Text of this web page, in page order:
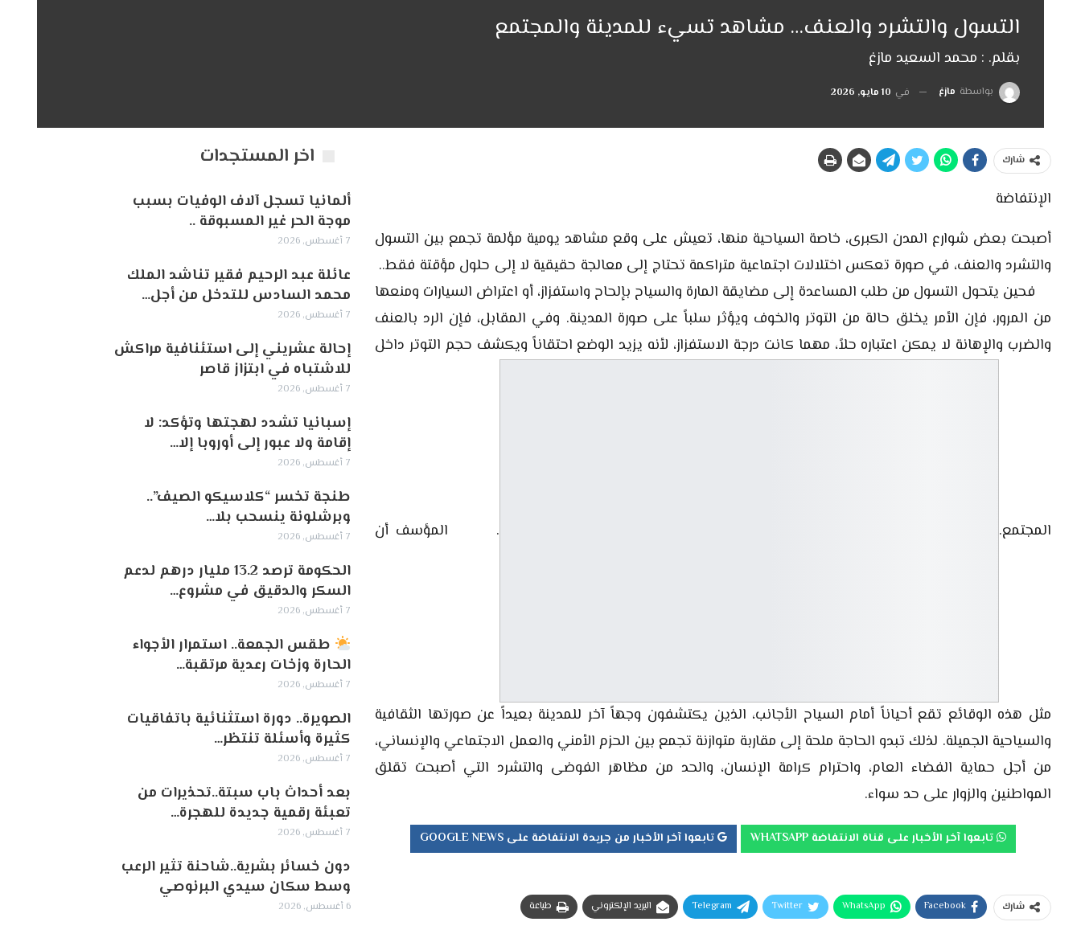
التسول والتشرد والعنف… مشاهد تسيء للمدينة والمجتمع
بقلم. : محمد السعيد مازغ
بواسطة مازغ في 10 مايو, 2026
شارك
الإنتفاضة
أصبحت بعض شوارع المدن الكبرى، خاصة السياحية منها، تعيش على وقع مشاهد يومية مؤلمة تجمع بين التسول
والتشرد والعنف، في صورة تعكس اختلالات اجتماعية متراكمة تحتاج إلى معالجة حقيقية لا إلى حلول مؤقتة فقط..
فحين يتحول التسول من طلب المساعدة إلى مضايقة المارة والسياح بإلحاح واستفزاز، أو اعتراض السيارات ومنعها
من المرور، فإن الأمر يخلق حالة من التوتر والخوف ويؤثر سلباً على صورة المدينة. وفي المقابل، فإن الرد بالعنف
والضرب والإهانة لا يمكن اعتباره حلاً، مهما كانت درجة الاستفزاز، لأنه يزيد الوضع احتقاناً ويكشف حجم التوتر داخل
المجتمع. . المؤسف أن
مثل هذه الوقائع تقع أحياناً أمام السياح الأجانب، الذين يكتشفون وجهاً آخر للمدينة بعيداً عن صورتها الثقافية
والسياحية الجميلة. لذلك تبدو الحاجة ملحة إلى مقاربة متوازنة تجمع بين الحزم الأمني والعمل الاجتماعي والإنساني،
من أجل حماية الفضاء العام، واحترام كرامة الإنسان، والحد من مظاهر الفوضى والتشرد التي أصبحت تقلق
المواطنين والزوار على حد سواء.
تابعوا آخر الأخبار من جريدة الانتفاضة على GOOGLE NEWS تابعوا آخر الأخبار على قناة الانتفاضة WHATSAPP
شارك Facebook
WhatsApp
Twitter
Telegram البريد الإلكتروني طباعة
اخر المستجدات
ألمانيا تسجل آلاف الوفيات بسبب
موجة الحر غير المسبوقة ..
7 أغسطس, 2026
عائلة عبد الرحيم فقير تناشد الملك
محمد السادس للتدخل من أجل…
7 أغسطس, 2026
إحالة عشريني إلى استئنافية مراكش
للاشتباه في ابتزاز قاصر
7 أغسطس, 2026
إسبانيا تشدد لهجتها وتؤكد: لا
إقامة ولا عبور إلى أوروبا إلا…
7 أغسطس, 2026
طنجة تخسر “كلاسيكو الصيف”..
وبرشلونة ينسحب بلا…
7 أغسطس, 2026
الحكومة ترصد 13.2 مليار درهم لدعم
السكر والدقيق في مشروع…
7 أغسطس, 2026
طقس الجمعة.. استمرار الأجواء
الحارة وزخات رعدية مرتقبة…
7 أغسطس, 2026
الصويرة.. دورة استثنائية باتفاقيات
كثيرة وأسئلة تنتظر…
7 أغسطس, 2026
بعد أحداث باب سبتة..تحذيرات من
تعبئة رقمية جديدة للهجرة…
7 أغسطس, 2026
دون خسائر بشرية..شاحنة تثير الرعب
وسط سكان سيدي البرنوصي
6 أغسطس, 2026